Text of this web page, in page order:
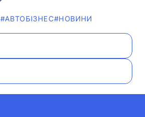
#АВТОБІЗНЕС#НОВИНИ